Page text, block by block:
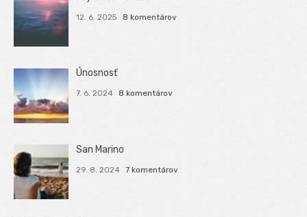
12. 6. 2025 8 komentárov
Únosnosť
7. 6. 2024 8 komentárov
San Marino
29. 8. 2024 7 komentárov